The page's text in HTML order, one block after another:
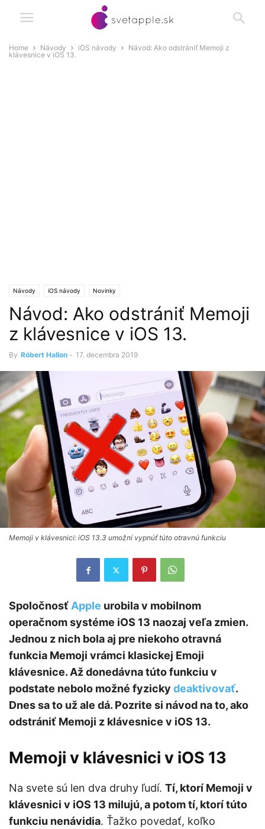
Home Návody iOS návody
Návod: Ako odstrániť Memoji z
klávesnice v iOS 13.
Návody iOS návody Novinky
Návod: Ako odstrániť Memoji
z klávesnice v iOS 13.
By Róbert Hallon - 17. decembra 2019
Memoji v klávesnici: iOS 13.3 umožní vypnúť túto otravnú funkciu
Spoločnosť Apple urobila v mobilnom
operačnom systéme iOS 13 naozaj veľa zmien.
Jednou z nich bola aj pre niekoho otravná
funkcia Memoji vrámci klasickej Emoji
klávesnice. Až donedávna túto funkciu v
podstate nebolo možné fyzicky deaktivovať.
Dnes sa to už ale dá. Pozrite si návod na to, ako
odstrániť Memoji z klávesnice v iOS 13.
Memoji v klávesnici v iOS 13
Na svete sú len dva druhy ľudí. Tí, ktorí Memoji v
klávesnici v iOS 13 milujú, a potom tí, ktorí túto
funkciu nenávidia. Ťažko povedať, koľko